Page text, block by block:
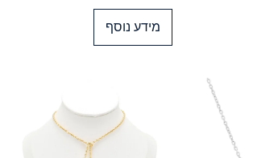
מידע נוסף